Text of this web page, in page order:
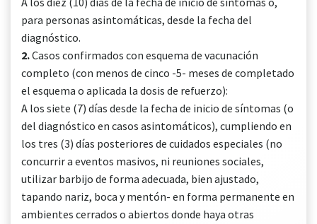
para personas asintomáticas, desde la fecha del
diagnóstico.
2.Casos confirmados con esquema de vacunación
completo (con menos de cinco -5- meses de completado
el esquema o aplicada la dosis de refuerzo):
A los siete (7) días desde la fecha de inicio de síntomas (o
del diagnóstico en casos asintomáticos), cumpliendo en
los tres (3) días posteriores de cuidados especiales (no
concurrir a eventos masivos, ni reuniones sociales,
utilizar barbijo de forma adecuada, bien ajustado,
tapando nariz, boca y mentón- en forma permanente en
ambientes cerrados o abiertos donde haya otras